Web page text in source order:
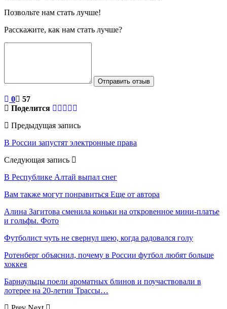
Позвольте нам стать лучше!
Расскажите, как нам стать лучше?
Отправить отзыв
0
57
Поделится
Предыдущая запись
В России запустят электронные права
Следующая запись
В Республике Алтай выпал снег
Вам также могут понравиться Еще от автора
Алина Загитова сменила коньки на откровенное мини-платье
и гольфы. Фото
Футболист чуть не свернул шею, когда радовался голу
Ротенберг объяснил, почему в России футбол любят больше
хоккея
Барнаульцы поели ароматных блинов и поучаствовали в
лотерее на 20-летии Трассы…